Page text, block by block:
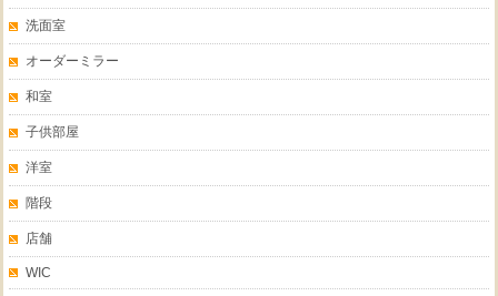
洗面室
オーダーミラー
和室
子供部屋
洋室
階段
店舗
WIC